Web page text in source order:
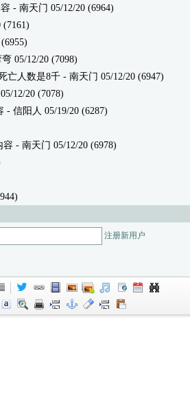
南天门 05/12/20 (6964)
05/12/20 (7098)
亡人数是8千- 南天门 05/12/20 (6947)
12/20 (7078)
阳人 05/19/20 (6287)
- 南天门 05/12/20 (6978)
注册新用户